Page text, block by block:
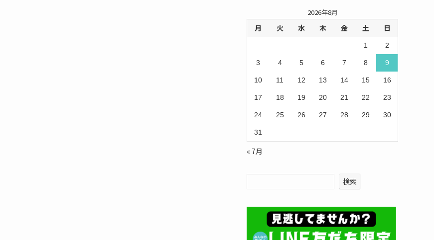
2026年8月
月 火 水 木 金 土 日
1 2
3 4 5 6 7 8 9
10 11 12 13 14 15 16
17 18 19 20 21 22 23
24 25 26 27 28 29 30
31
« 7月
検索